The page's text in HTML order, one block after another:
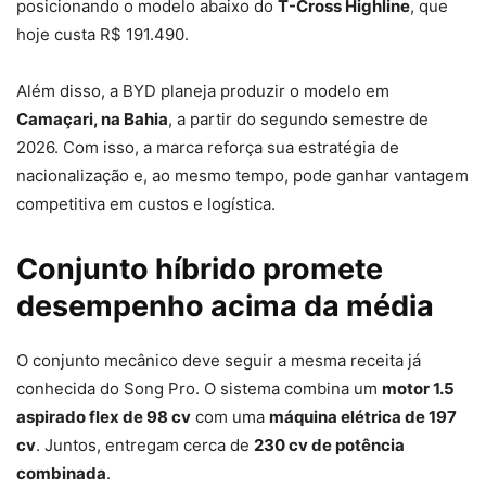
posicionando o modelo abaixo do T-Cross Highline, que
hoje custa R$ 191.490.
Além disso, a BYD planeja produzir o modelo em
Camaçari, na Bahia, a partir do segundo semestre de
2026. Com isso, a marca reforça sua estratégia de
nacionalização e, ao mesmo tempo, pode ganhar vantagem
competitiva em custos e logística.
Conjunto híbrido promete
desempenho acima da média
O conjunto mecânico deve seguir a mesma receita já
conhecida do Song Pro. O sistema combina um motor 1.5
aspirado flex de 98 cv com uma máquina elétrica de 197
cv. Juntos, entregam cerca de 230 cv de potência
combinada.